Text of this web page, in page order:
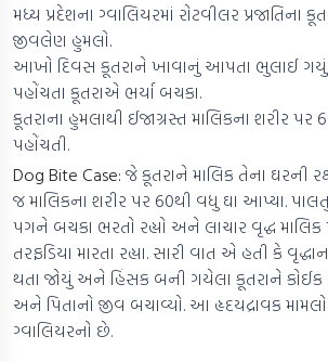
મધ્ય પ્રદેશના ગ્વાલિયરમાં રોટવીલર પ્રજાતિના
જીવલેણ હુમલો.
આખો દિવસ કૂતરાને ખાવાનું આપતા ભુલાઈ ગયું,
પહોંચતા કૂતરાએ ભર્યા બચકા.
કૂતરાના હુમલાથી ઈજાગ્રસ્ત માલિકના શરીર
પહોંચતી.
Dog Bite Case: જે કૂતરાને માલિક તેના ઘરની
જ માલિકના શરીર પર 60થી વધુ ઘા આપ્યા.
પગને બચકા ભરતો રહ્યો અને લાચાર વૃદ્ધ માલિક
તરફડિયા મારતા રહ્યા. સારી વાત એ હતી કે
થતા જોયું અને હિંસક બની ગયેલા કૂતરાને કોઈક
અને પિતાનો જીવ બચાવ્યો. આ હૃદયદ્રાવક મામલો
ગ્વાલિયરનો છે.